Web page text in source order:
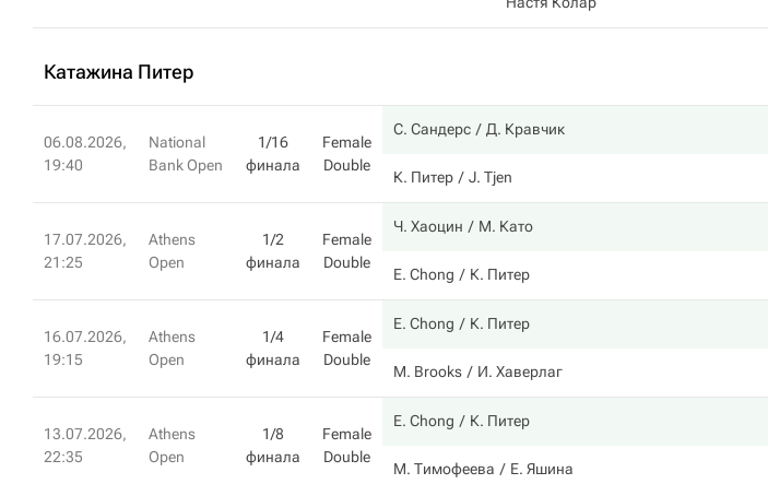
Катажина Питер
06.08.2026,
19:40
National
Bank Open
1/16
финала
Female
Double
С. Сандерс Д. Кравчик
К. Питер J. Tjen
17.07.2026,
21:25
Athens
Open
1/2
финала
Female
Double
Ч. Хаоцин М. Като
E. Chong К. Питер
16.07.2026,
19:15
Athens
Open
1/4
финала
Female
Double
E. Chong К. Питер
M. Brooks И. Хаверлаг
13.07.2026,
22:35
Athens
Open
1/8
финала
Female
Double
E. Chong К. Питер
М. Тимофеева Е. Яшина